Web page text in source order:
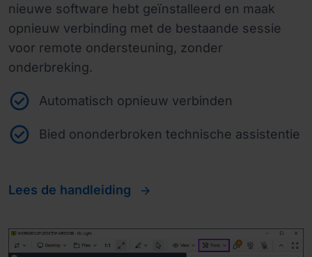
nieuwe software hebt geïnstalleerd en maak
opnieuw verbinding met de bestaande sessie
voor remote ondersteuning, zonder
onderbreking.
Automatisch opnieuw verbinden
Bied ononderbroken technische assistentie
Lees de handleiding